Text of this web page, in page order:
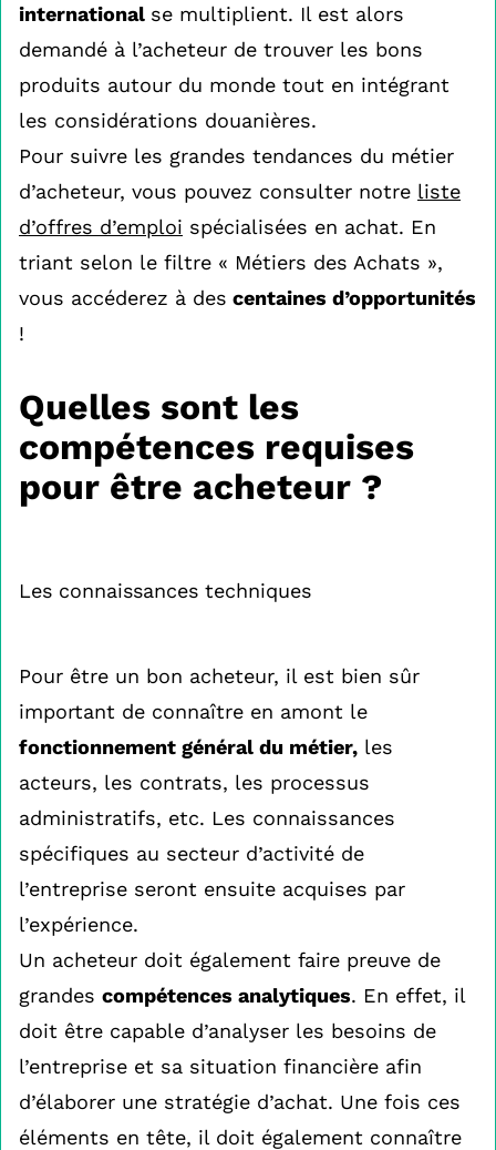
international se multiplient. Il est alors
demandé à l’acheteur de trouver les bons
produits autour du monde tout en intégrant
les considérations douanières.
Pour suivre les grandes tendances du métier
d’acheteur, vous pouvez consulter notre liste
d’offres d’emploi spécialisées en achat. En
triant selon le filtre « Métiers des Achats »,
vous accéderez à des centaines d’opportunités
!
Quelles sont les
compétences requises
pour être acheteur ?
Les connaissances techniques
Pour être un bon acheteur, il est bien sûr
important de connaître en amont le
fonctionnement général du métier, les
acteurs, les contrats, les processus
administratifs, etc. Les connaissances
spécifiques au secteur d’activité de
l’entreprise seront ensuite acquises par
l’expérience.
Un acheteur doit également faire preuve de
grandes compétences analytiques. En effet, il
doit être capable d’analyser les besoins de
l’entreprise et sa situation financière afin
d’élaborer une stratégie d’achat. Une fois ces
éléments en tête, il doit également connaître